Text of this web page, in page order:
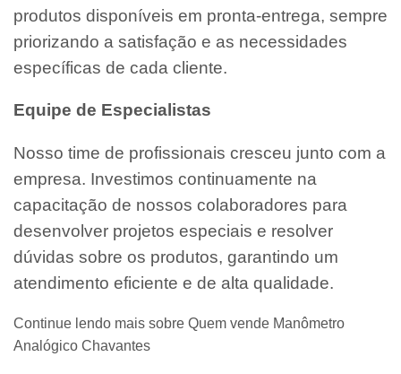
produtos disponíveis em pronta-entrega, sempre
priorizando a satisfação e as necessidades
específicas de cada cliente.
Equipe de Especialistas
Nosso time de profissionais cresceu junto com a
empresa. Investimos continuamente na
capacitação de nossos colaboradores para
desenvolver projetos especiais e resolver
dúvidas sobre os produtos, garantindo um
atendimento eficiente e de alta qualidade.
Continue lendo mais sobre Quem vende Manômetro
Analógico Chavantes